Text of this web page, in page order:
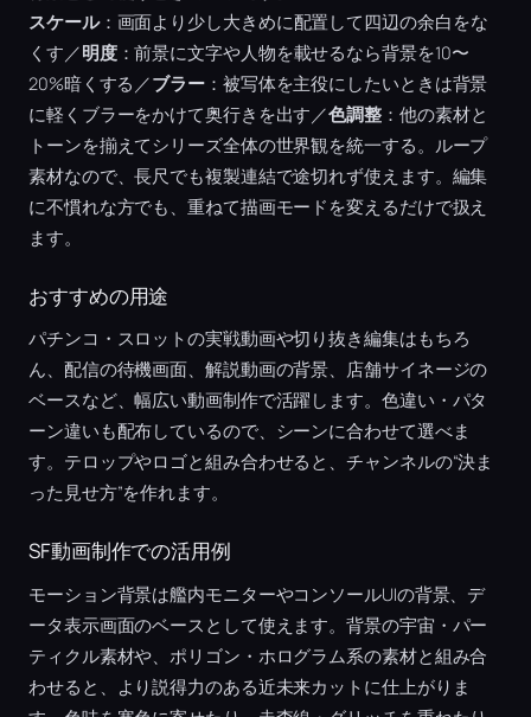
スケール：画面より少し大きめに配置して四辺の余白をな
くす／明度：前景に文字や人物を載せるなら背景を10〜
20%暗くする／ブラー：被写体を主役にしたいときは背景
に軽くブラーをかけて奥行きを出す／色調整 ：他の素材と
トーンを揃えてシリーズ全体の世界観を統一する。ループ
素材なので、長尺でも複製連結で途切れず使えます。編集
に不慣れな方でも、重ねて描画モードを変えるだけで扱え
ます。
おすすめの用途
パチンコ・スロットの実戦動画や切り抜き編集はもちろ
ん、配信の待機画面、解説動画の背景、店舗サイネージの
ベースなど、幅広い動画制作で活躍します。色違い・パタ
ーン違いも配布しているので、シーンに合わせて選べま
す。テロップやロゴと組み合わせると、チャンネルの“決ま
った見せ方”を作れます。
SF動画制作での活用例
モーション背景は艦内モニターやコンソールUIの背景、デ
ータ表示画面のベースとして使えます。背景の宇宙・パー
ティクル素材や、ポリゴン・ホログラム系の素材と組み合
わせると、より説得力のある近未来カットに仕上がりま